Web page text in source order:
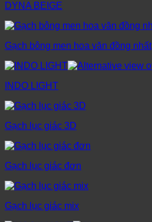
DYNA BEIGE
Gạch bông men hoa văn đồng nhất
INDO LIGHT
Gạch lục giác 3D
Gạch lục giác đơn
Gạch lục giác mix